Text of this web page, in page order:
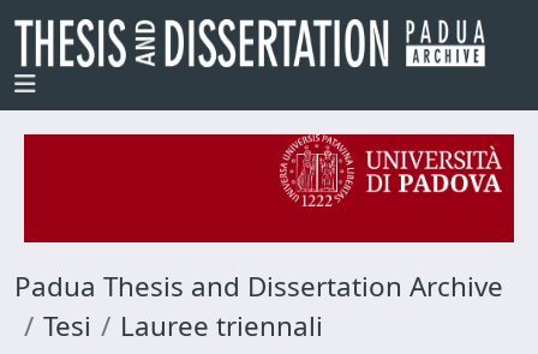
Padua Thesis and Dissertation Archive
Tesi
Lauree triennali